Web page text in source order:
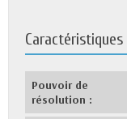
Caractéristiques
Pouvoir de
résolution :